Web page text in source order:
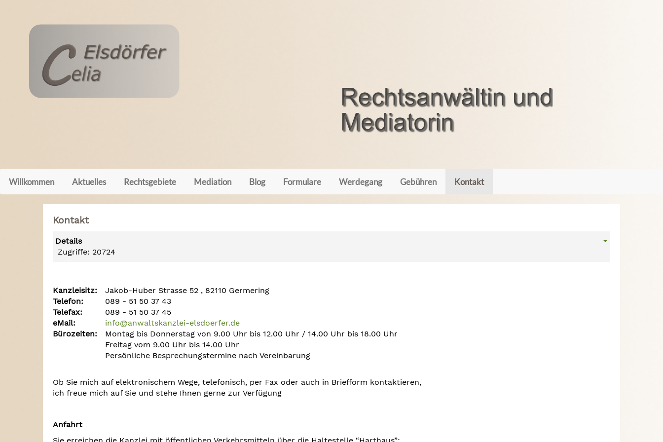
Willkommen Aktuelles Rechtsgebiete Mediation Blog Formulare Werdegang Gebühren Kontakt
Kontakt
Details
Zugriffe: 20724
Kanzleisitz:
Jakob-Huber Strasse 52 , 82110 Germering
Telefon:
089 - 51 50 37 43
Telefax:
089 - 51 50 37 45
eMail:
info@anwaltskanzlei-elsdoerfer.de
Bürozeiten:
Montag bis Donnerstag von 9.00 Uhr bis 12.00 Uhr / 14.00 Uhr bis 18.00 Uhr
Freitag vom 9.00 Uhr bis 14.00 Uhr
Persönliche Besprechungstermine nach Vereinbarung
Ob Sie mich auf elektronischem Wege, telefonisch, per Fax oder auch in Briefform kontaktieren,
ich freue mich auf Sie und stehe Ihnen gerne zur Verfügung
Anfahrt
Sie erreichen die Kanzlei mit öffentlichen Verkehrsmitteln über die Haltestelle “Harthaus”;